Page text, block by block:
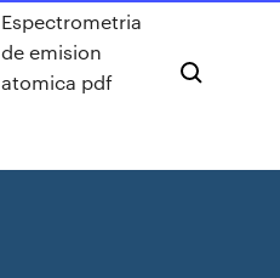
Espectrometria
de emision
atomica pdf